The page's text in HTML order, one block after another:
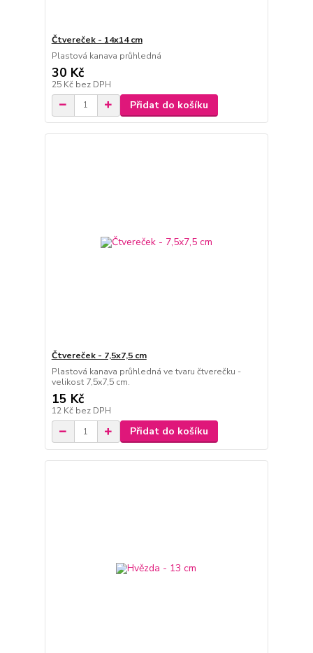
Čtvereček - 14x14 cm
Plastová kanava průhledná
30 Kč
25 Kč bez DPH
Přidat do košíku
Čtvereček - 7,5x7,5 cm
Plastová kanava průhledná ve tvaru čtverečku -
velikost 7,5x7,5 cm.
15 Kč
12 Kč bez DPH
Přidat do košíku